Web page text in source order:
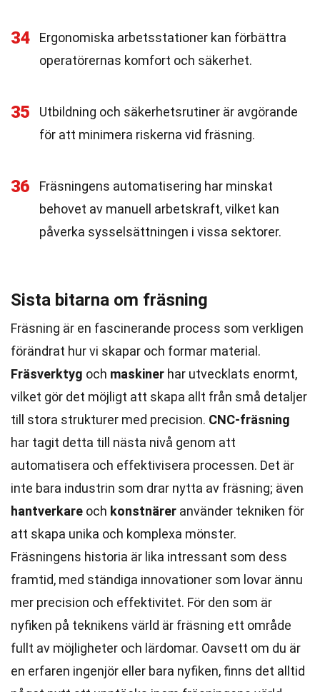
34
Ergonomiska arbetsstationer kan förbättra
operatörernas komfort och säkerhet.
35
Utbildning och säkerhetsrutiner är avgörande
för att minimera riskerna vid fräsning.
36
Fräsningens automatisering har minskat
behovet av manuell arbetskraft, vilket kan
påverka sysselsättningen i vissa sektorer.
Sista bitarna om fräsning
Fräsning är en fascinerande process som verkligen
förändrat hur vi skapar och formar material.
Fräsverktyg och maskiner har utvecklats enormt,
vilket gör det möjligt att skapa allt från små detaljer
till stora strukturer med precision. CNC-fräsning
har tagit detta till nästa nivå genom att
automatisera och effektivisera processen. Det är
inte bara industrin som drar nytta av fräsning; även
hantverkare och konstnärer använder tekniken för
att skapa unika och komplexa mönster.
Fräsningens historia är lika intressant som dess
framtid, med ständiga innovationer som lovar ännu
mer precision och effektivitet. För den som är
nyfiken på teknikens värld är fräsning ett område
fullt av möjligheter och lärdomar. Oavsett om du är
en erfaren ingenjör eller bara nyfiken, finns det alltid